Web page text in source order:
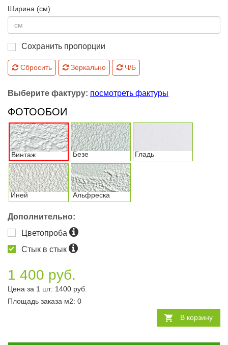
Ширина (см)
Сохранить пропорции
Сбросить Зеркально Ч/Б
Выберите фактуру: посмотреть фактуры
ФОТООБОИ
Винтаж Безе Гладь
Иней Альфреска
Дополнительно:
Цветопроба
Стык в стык
1 400 руб.
Цена за 1 шт: 1400 руб.
Площадь заказа м2: 0
В корзину